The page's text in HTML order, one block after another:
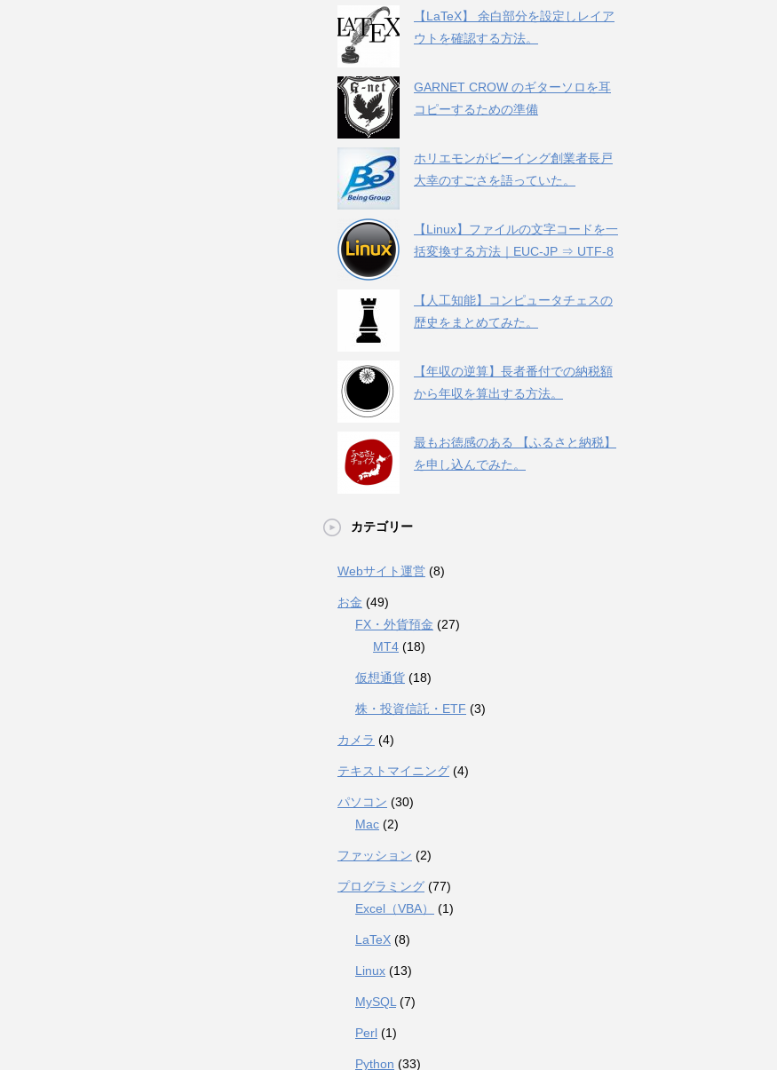
【LaTeX】 余白部分を設定しレイア
ウトを確認する方法。
GARNET CROW のギターソロを耳
コピーするための準備
ホリエモンがビーイング創業者長戸
大幸のすごさを語っていた。
【Linux】ファイルの文字コードを一
括変換する方法｜EUC-JP ⇒ UTF-8
【人工知能】コンピュータチェスの
歴史をまとめてみた。
【年収の逆算】長者番付での納税額
から年収を算出する方法。
最もお徳感のある 【ふるさと納税】
を申し込んでみた。
カテゴリー
Webサイト運営 (8)
お金 (49)
FX・外貨預金 (27)
MT4 (18)
仮想通貨 (18)
株・投資信託・ETF (3)
カメラ (4)
テキストマイニング (4)
パソコン (30)
Mac (2)
ファッション (2)
プログラミング (77)
Excel（VBA）
(1)
LaTeX (8)
Linux (13)
MySQL (7)
Perl (1)
Python (33)